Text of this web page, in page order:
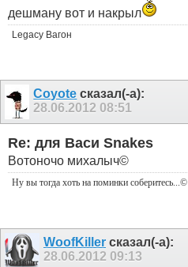
дешману вот и накрыл
Legacy Вагон
Coyote сказал(-а):
28.06.2012 08:51
Re: для Васи Snakes
Вотоночо михалыч©
Ну вы тогда хоть на поминки соберитесь...©
WoofKiller сказал(-а):
28.06.2012 09:13